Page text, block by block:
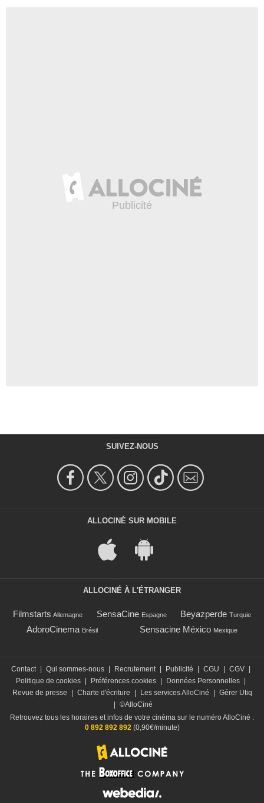
SUIVEZ-NOUS
ALLOCINÉ SUR MOBILE
ALLOCINÉ À L'ÉTRANGER
Filmstarts Allemagne SensaCine Espagne Beyazperde Turquie
AdoroCinema Brésil Sensacine México Mexique
Contact Qui sommes-nous Recrutement Publicité CGU CGV
Politique de cookies
Préférences cookies Données Personnelles
Revue de presse
Charte d'écriture Les services AlloCiné
Gérer Utiq
©AlloCiné
Retrouvez tous les horaires et infos de votre cinéma sur le numéro AlloCiné :
0 892 892 892(0,90€/minute)